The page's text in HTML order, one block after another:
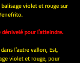
violet et rouge sur
dénivelé pour l'atteindre.
l'autre vallon, Est,
violet et rouge, pour